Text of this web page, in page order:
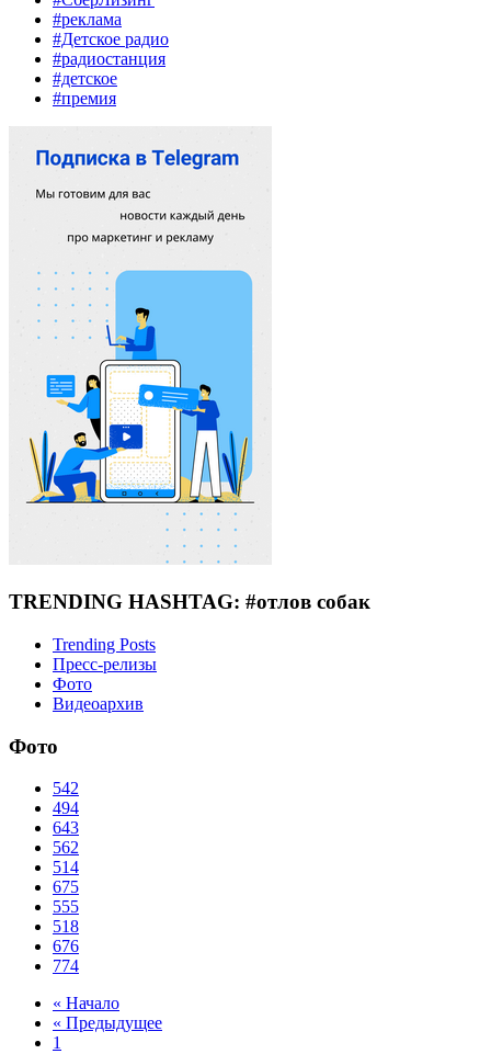
#реклама
#Детское радио
#радиостанция
#детское
#премия
TRENDING HASHTAG: #отлов собак
Trending Posts
Пресс-релизы
Фото
Видеоархив
Фото
542
494
643
562
514
675
555
518
676
774
« Начало
« Предыдущее
1